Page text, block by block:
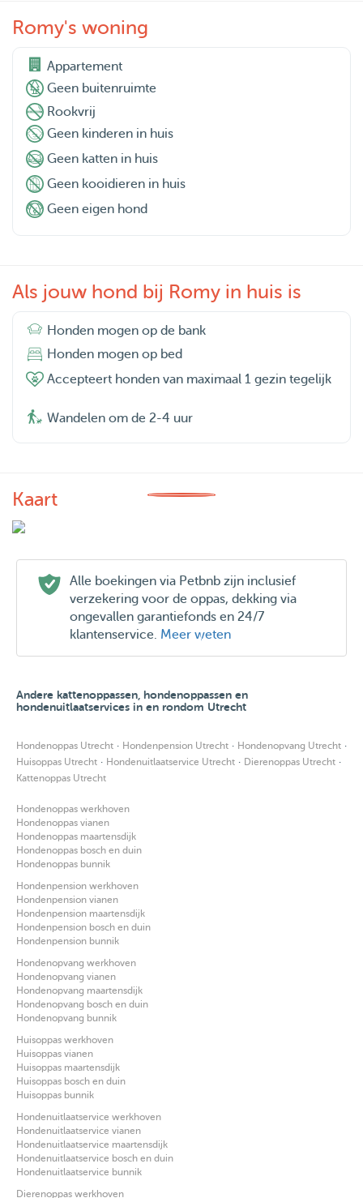
Romy's woning
Appartement
Geen buitenruimte
Rookvrij
Geen kinderen in huis
Geen katten in huis
Geen kooidieren in huis
Geen eigen hond
Als jouw hond bij Romy in huis is
Honden mogen op de bank
Honden mogen op bed
Accepteert honden van maximaal 1 gezin tegelijk
Wandelen om de 2-4 uur
Kaart
Alle boekingen via Petbnb zijn inclusief
verzekering voor de oppas, dekking via
ongevallen garantiefonds en 24/7
klantenservice. Meer weten
Andere kattenoppassen, hondenoppassen en
hondenuitlaatservices in en rondom Utrecht
Hondenoppas Utrecht · Hondenpension Utrecht · Hondenopvang Utrecht ·
Huisoppas Utrecht · Hondenuitlaatservice Utrecht · Dierenoppas Utrecht ·
Kattenoppas Utrecht
Hondenoppas werkhoven
Hondenoppas vianen
Hondenoppas maartensdijk
Hondenoppas bosch en duin
Hondenoppas bunnik
Hondenpension werkhoven
Hondenpension vianen
Hondenpension maartensdijk
Hondenpension bosch en duin
Hondenpension bunnik
Hondenopvang werkhoven
Hondenopvang vianen
Hondenopvang maartensdijk
Hondenopvang bosch en duin
Hondenopvang bunnik
Huisoppas werkhoven
Huisoppas vianen
Huisoppas maartensdijk
Huisoppas bosch en duin
Huisoppas bunnik
Hondenuitlaatservice werkhoven
Hondenuitlaatservice vianen
Hondenuitlaatservice maartensdijk
Hondenuitlaatservice bosch en duin
Hondenuitlaatservice bunnik
Dierenoppas werkhoven